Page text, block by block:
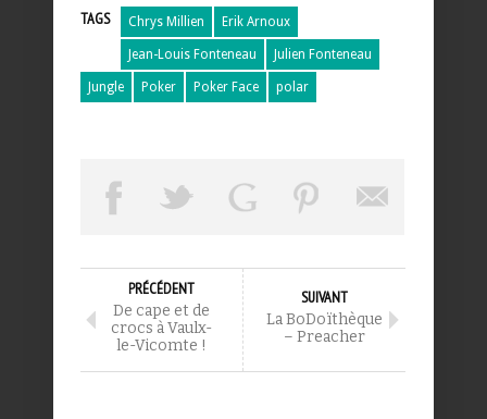
TAGS Chrys Millien Erik Arnoux
Jean-Louis Fonteneau Julien Fonteneau
Jungle Poker Poker Face polar
PRÉCÉDENT
De cape et de
crocs à Vaulx-
le-Vicomte !
SUIVANT
La BoDoïthèque
– Preacher